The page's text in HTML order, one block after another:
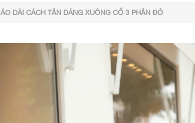
ÁO DÀI CÁCH TÂN DÁNG XUÔNG CỔ 3 PHÂN ĐỎ